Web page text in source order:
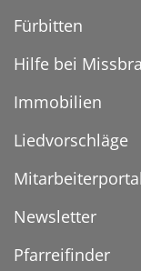
Fürbitten
Hilfe bei
Immobilien
Liedvorschläge
Mitarbeiterportal
Newsletter
Pfarreifinder